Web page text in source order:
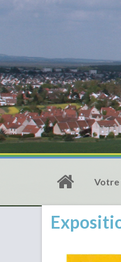
Votre